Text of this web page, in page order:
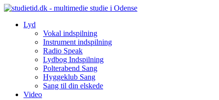
Skip
contentLyd
Vokal indspilning
Instrument indspilning
Radio Speak
Lydbog Indspilning
Polterabend Sang
Hyggeklub Sang
Sang til din elskede
Video